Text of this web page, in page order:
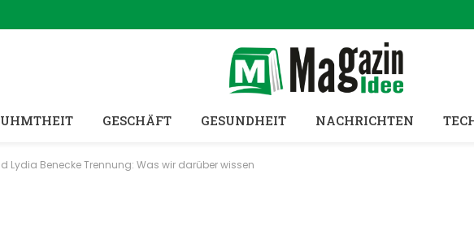
GESCHÄFT GESUNDHEIT NACHRICHTEN
Lydia Benecke Trennung: Was wir darüber wissen